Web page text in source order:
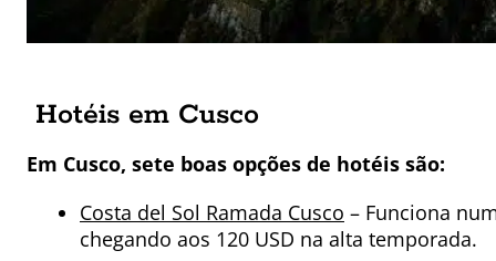
Hotéis em Cusco
Em Cusco, sete boas opções de hotéis são:
Costa del Sol Ramada Cusco – Funciona
chegando aos 120 USD na alta temporada.